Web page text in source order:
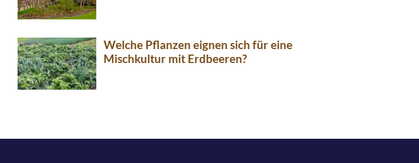
Welche Pflanzen eignen sich für eine
Mischkultur mit Erdbeeren?